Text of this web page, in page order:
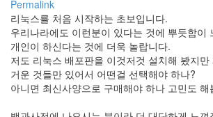
Permalink
리눅스를 처음 시작하는 초보입니다.
우리나라에도 이런분이 있다는 것에 뿌듯함이
개인이 하신다는 것에 더욱 놀랍니다.
저도 리눅스 배포판을 이것저것 설치해 봤지
거운 것들만 있어서 어떤걸 선택해야 하나?
아니면 최신사양으로 구매해야 하나 고민도 해
불
여
우
Notices
Find!